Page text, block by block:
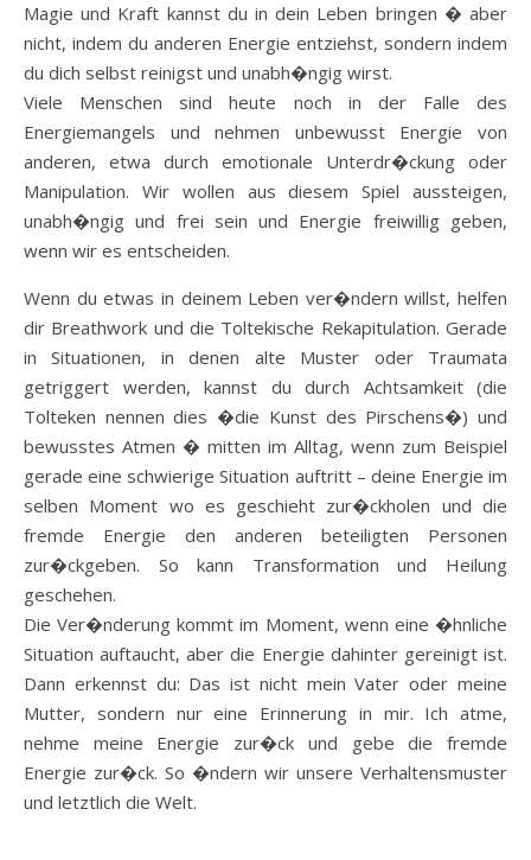
Magie und Kraft kannst du in dein Leben bringen � aber
nicht, indem du anderen Energie entziehst, sondern indem
du dich selbst reinigst und unabh�ngig wirst.
Viele Menschen sind heute noch in der Falle des
Energiemangels und nehmen unbewusst Energie von
anderen, etwa durch emotionale Unterdr�ckung oder
Manipulation. Wir wollen aus diesem Spiel aussteigen,
unabh�ngig und frei sein und Energie freiwillig geben,
wenn wir es entscheiden.
Wenn du etwas in deinem Leben ver�ndern willst, helfen
dir Breathwork und die Toltekische Rekapitulation. Gerade
in Situationen, in denen alte Muster oder Traumata
getriggert werden, kannst du durch Achtsamkeit (die
Tolteken nennen dies �die Kunst des Pirschens�) und
bewusstes Atmen � mitten im Alltag, wenn zum Beispiel
gerade eine schwierige Situation auftritt – deine Energie im
selben Moment wo es geschieht zur�ckholen und die
fremde Energie den anderen beteiligten Personen
zur�ckgeben. So kann Transformation und Heilung
geschehen.
Die Ver�nderung kommt im Moment, wenn eine �hnliche
Situation auftaucht, aber die Energie dahinter gereinigt ist.
Dann erkennst du: Das ist nicht mein Vater oder meine
Mutter, sondern nur eine Erinnerung in mir. Ich atme,
nehme meine Energie zur�ck und gebe die fremde
Energie zur�ck. So �ndern wir unsere Verhaltensmuster
und letztlich die Welt.